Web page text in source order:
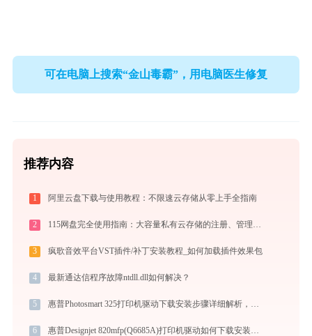
可在电脑上搜索“金山毒霸”，用电脑医生修复
推荐内容
1 阿里云盘下载与使用教程：不限速云存储从零上手全指南
2 115网盘完全使用指南：大容量私有云存储的注册、管理与分享全攻略（2026最新）
3 疯歌音效平台VST插件/补丁安装教程_如何加载插件效果包
4 最新通达信程序故障ntdll.dll如何解决？
5 惠普Photosmart 325打印机驱动下载安装步骤详细解析，让安装更简单
6 惠普Designjet 820mfp(Q6685A)打印机驱动如何下载安装？这里有你需要的所有信息